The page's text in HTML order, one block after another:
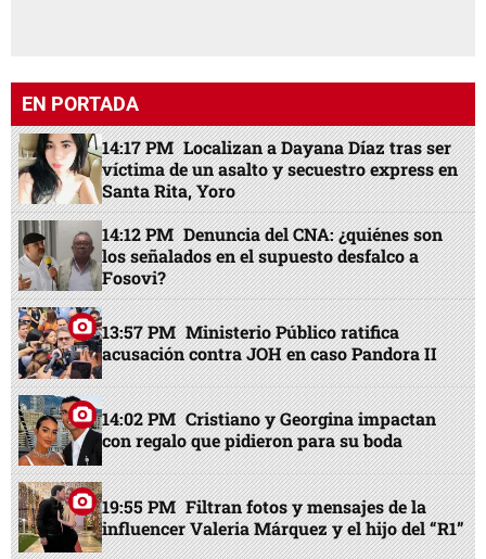
EN PORTADA
14:17 PM Localizan a Dayana Díaz tras ser
víctima de un asalto y secuestro express en
Santa Rita, Yoro
14:12 PM Denuncia del CNA: ¿quiénes son
los señalados en el supuesto desfalco a
Fosovi?
13:57 PM Ministerio Público ratifica
acusación contra JOH en caso Pandora II
14:02 PM Cristiano y Georgina impactan
con regalo que pidieron para su boda
19:55 PM Filtran fotos y mensajes de la
influencer Valeria Márquez y el hijo del “R1”